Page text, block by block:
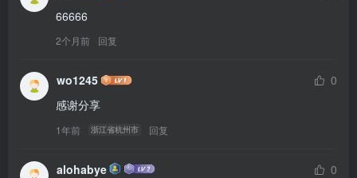
66666
2个月前 回复
wo1245
0
感谢分享
1年前 浙江省杭州市 回复
alohabye
0